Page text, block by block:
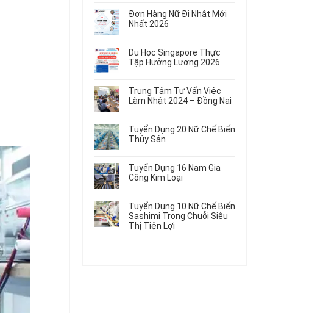
Rau
Củ
Áo
Trẻ
Áo
Thun
Dụng
12
Tạo
Đầu
Điện
Dùng
Tô
Máy
có
bình
luận
Tuyển
Dụng
04
Gia
Công
Chi
Tiết
Đơn Hàng Nữ Đi Nhật Mới
Nhất 2026
có
bình
luận
Đơn
Hàng
Nữ
Nhật
Mới
Nhất
Du Học Singapore Thực
Tập Hưởng Lương 2026
có
bình
luận
Du
Học
Singapore
Tập
Hưởng
Lương
Trung Tâm Tư Vấn Việc
Làm Nhật 2024 – Đồng Nai
có
bình
luận
Trung
Tâm
Tư
Việc
Làm
Nhật
2024
Tuyển Dụng 20 Nữ Chế Biến
Thủy Sản
có
bình
luận
Tuyển
Dụng
20
Nữ
Tuyển Dụng 16 Nam Gia
Công Kim Loại
có
bình
luận
ở
Tuyển Dụng 10 Nữ Chế Biến
Sashimi Trong Chuỗi Siêu
Thị Tiện Lợi